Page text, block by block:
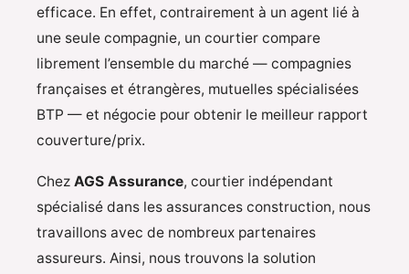
efficace. En effet, contrairement à un agent lié à
une seule compagnie, un courtier compare
librement l’ensemble du marché — compagnies
françaises et étrangères, mutuelles spécialisées
BTP — et négocie pour obtenir le meilleur rapport
couverture/prix.
Chez AGS Assurance, courtier indépendant
spécialisé dans les assurances construction, nous
travaillons avec de nombreux partenaires
assureurs. Ainsi, nous trouvons la solution